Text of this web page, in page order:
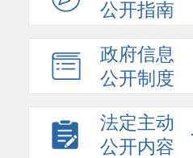
公开指南
政府信息
公开制度
法定主动
公开内容